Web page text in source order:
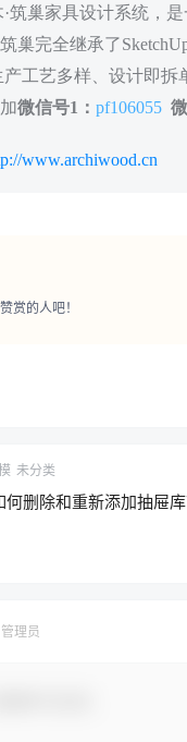
筑巢家具设计系统，
巢完全继承了
工艺多样、设计即
微信号1： pf106055
www.archiwood.cn
赏的人吧！
未分类
删除和重新添加抽屉
管理员